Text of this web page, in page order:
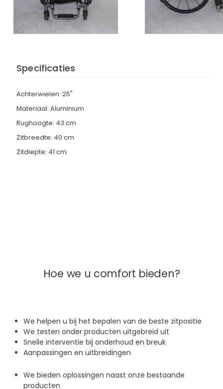
Specificaties
Achterwielen: 25"
Materiaal: Aluminium
Rughoogte: 43 cm
Zitbreedte: 40 cm
Zitdiepte: 41 cm
Hoe we u comfort bieden?
We helpen u bij het bepalen van de beste zitpositie
We testen onder producten uitgebreid uit
Snelle interventie bij onderhoud en breuk
Aanpassingen en uitbreidingen
We bieden oplossingen naast onze bestaande
producten